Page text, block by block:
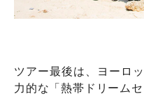
ツアー最後は、ヨーロ
力的な「熱帯ドリームセ